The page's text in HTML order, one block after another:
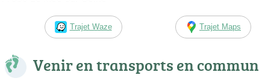
Trajet Waze Trajet Maps
Venir en transports en commun